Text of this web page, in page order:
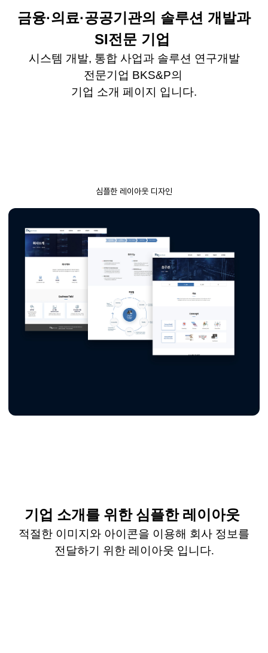
금융·의료·공공기관의 솔루션 개발과
SI전문 기업
시스템 개발, 통합 사업과 솔루션 연구개발
전문기업 BKS&P의
기업 소개 페이지 입니다.
심플한 레이아웃 디자인
기업 소개를 위한 심플한 레이아웃
적절한 이미지와 아이콘을 이용해 회사 정보를
전달하기 위한 레이아웃 입니다.